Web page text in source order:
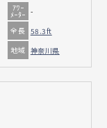
ｱﾜｰ
ﾒｰﾀｰ -
全長 58.3ft
地域 神奈川県